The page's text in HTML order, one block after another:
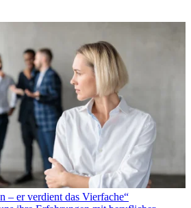
– er verdient das Vierfache“